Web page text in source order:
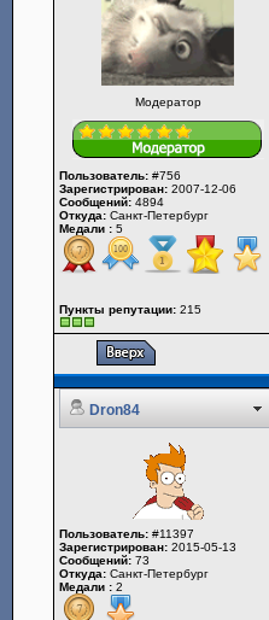
Модератор
Пользователь: #756
Зарегистрирован: 2007-12-06
Сообщений: 4894
Откуда: Санкт-Петербург
Медали : 5
Пункты репутации: 215
Dron84
Пользователь: #11397
Зарегистрирован: 2015-05-13
Сообщений: 73
Откуда: Санкт-Петербург
Медали : 2